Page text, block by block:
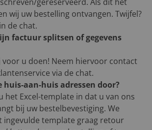
wij uw bestelling ontvangen. Twijfel?
de chat.
factuur splitsen of gegevens
voor u doen! Neem hiervoor contact
via de chat.
huis-aan-huis adressen door?
het Excel-template in dat u van ons
bij uw bestelbevestiging. We
ingevulde template graag retour